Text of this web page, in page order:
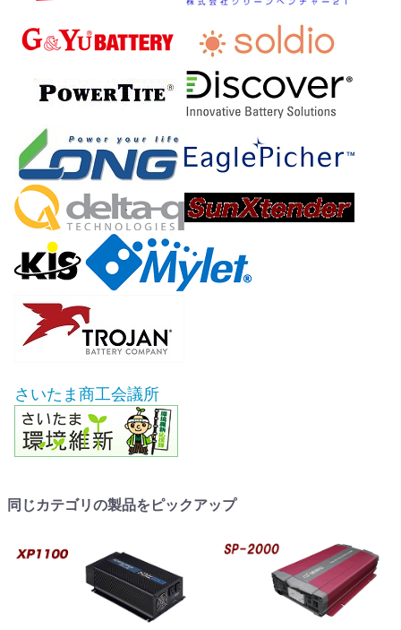
さいたま商工会議所
同じカテゴリの製品をピックアップ